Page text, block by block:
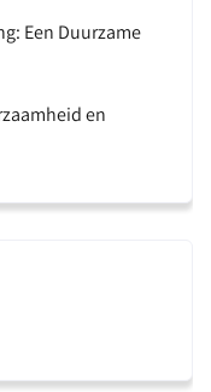
Een Duurzame
en